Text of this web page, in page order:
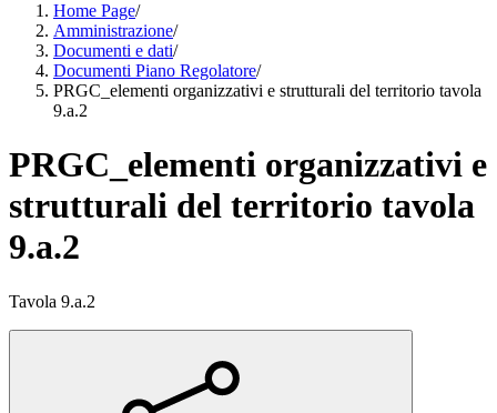
Home Page/
Amministrazione/
Documenti e dati/
Documenti Piano Regolatore/
PRGC_elementi organizzativi e strutturali del territorio tavola
9.a.2
PRGC_elementi organizzativi e
strutturali del territorio tavola
9.a.2
Tavola 9.a.2